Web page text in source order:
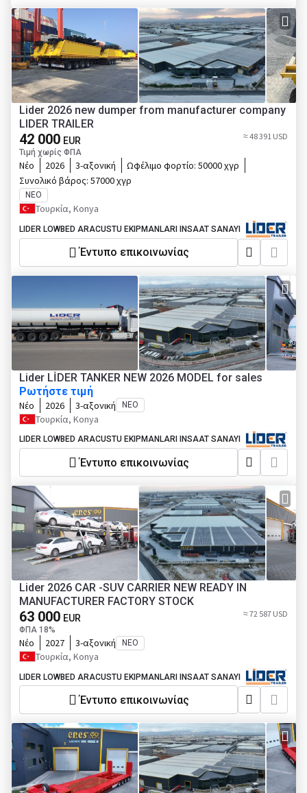
Lider 2026 new dumper from manufacturer company
LIDER TRAILER
42 000 EUR
Τιμή χωρίς ΦΠΑ
≈ 48 391 USD
Νέο 2026 3-αξονική Ωφέλιμο φορτίο: 50000 χγρ
Συνολικό βάρος: 57000 χγρ
ΝΈΟ
Τουρκία, Konya
LIDER LOWBED ARACUSTU EKIPMANLARI INSAAT SANAYI
Έντυπο επικοινωνίας
Lider LİDER TANKER NEW 2026 MODEL for sales
Ρωτήστε τιμή
Νέο 2026 3-αξονική ΝΈΟ
Τουρκία, Konya
LIDER LOWBED ARACUSTU EKIPMANLARI INSAAT SANAYI
Έντυπο επικοινωνίας
Lider 2026 CAR -SUV CARRIER NEW READY IN
MANUFACTURER FACTORY STOCK
63 000 EUR
ΦΠΑ 18%
≈ 72 587 USD
Νέο 2027 3-αξονική ΝΈΟ
Τουρκία, Konya
LIDER LOWBED ARACUSTU EKIPMANLARI INSAAT SANAYI
Έντυπο επικοινωνίας